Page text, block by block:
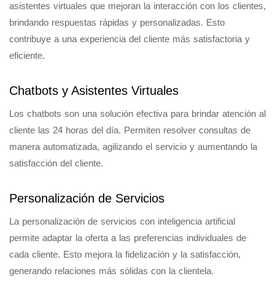
asistentes virtuales que mejoran la interacción con los clientes,
brindando respuestas rápidas y personalizadas. Esto
contribuye a una experiencia del cliente más satisfactoria y
eficiente.
Chatbots y Asistentes Virtuales
Los chatbots son una solución efectiva para brindar atención al
cliente las 24 horas del día. Permiten resolver consultas de
manera automatizada, agilizando el servicio y aumentando la
satisfacción del cliente.
Personalización de Servicios
La personalización de servicios con inteligencia artificial
permite adaptar la oferta a las preferencias individuales de
cada cliente. Esto mejora la fidelización y la satisfacción,
generando relaciones más sólidas con la clientela.